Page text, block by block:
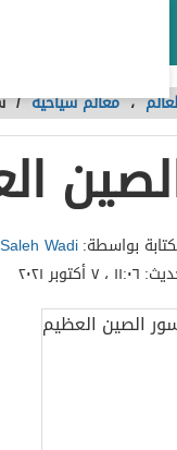
،معالم سياحية /
بواسطة:Saleh Wadi
١١:٠٦ ، ٧ أكتوبر ٢٠٢١